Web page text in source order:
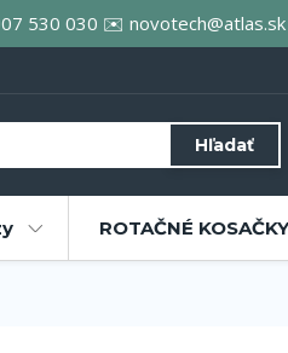
530 030 ✉️ novotech@atlas.sk
Hľadať
ROTAČNÉ